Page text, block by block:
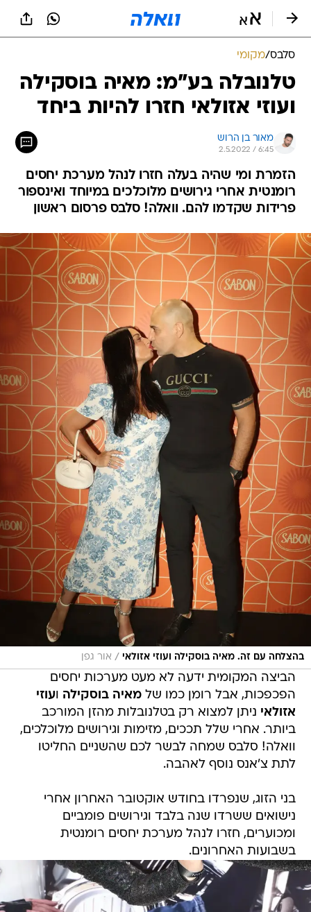
סלבס/מקומי
טלנובלה בע"מ: מאיה בוסקילה
ועוזי אזולאי חזרו להיות ביחד
מאור בן הרוש
2.5.2022 / 6:45
הזמרת ומי שהיה בעלה חזרו לנהל מערכת יחסים
רומנטית אחרי גירושים מלוכלכים במיוחד ואינספור
פרידות שקדמו להם. וואלה! סלבס פרסום ראשון
בהצלחה עם זה. מאיה בוסקילה ועוזי אזולאי / אור גפן
הביצה המקומית ידעה לא מעט מערכות יחסים
הפכפכות, אבל רומן כמו שלמאיה בוסקילה ועוזי
אזולאי ניתן למצוא רק בטלנובלות מהזן המורכב
ביותר. אחרי שלל תככים, מזימות וגירושים מלוכלכים,
וואלה! סלבס שמחה לבשר לכם שהשניים החליטו
לתת צ'אנס נוסף לאהבה.
בני הזוג, שנפרדו בחודש אוקטובר האחרון אחרי
נישואים ששרדו שנה בלבד וגירושים פומביים
ומכוערים, חזרו לנהל מערכת יחסים רומנטית
בשבועות האחרונים.